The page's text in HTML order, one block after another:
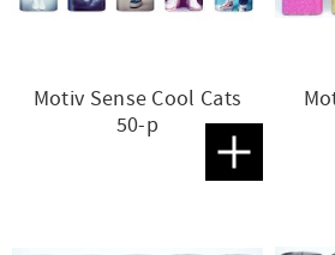
Motiv Sense Cool Cats
50-p
Lägg till i